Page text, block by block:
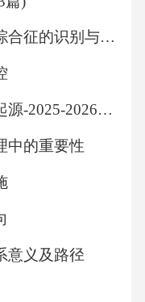
[X]元，并赔偿
约行为给对方
律责任的，违
一方擅自变更或
损失。七、合
，可以书面形式
合同过程中，如
见、不可避免
或部分无法履
但应及时通知
冠脉介入术后急性冠脉综合征的识别与应对
【课件】地球上生命的起源-2025-2026学年八年级生物下册
中的重要性
意义及路径